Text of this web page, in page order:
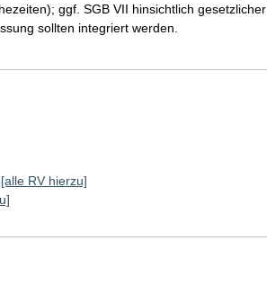
ggf. SGB VII hinsichtlich gesetzlicher
sollten integriert werden.
[alle RV hierzu]